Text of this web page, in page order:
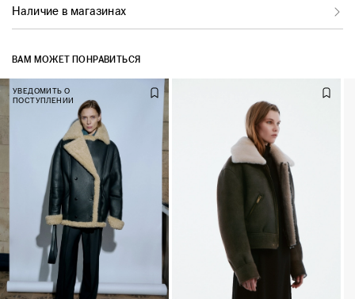
Наличие в магазинах
ВАМ МОЖЕТ ПОНРАВИТЬСЯ
УВЕДОМИТЬ О
ПОСТУПЛЕНИИ